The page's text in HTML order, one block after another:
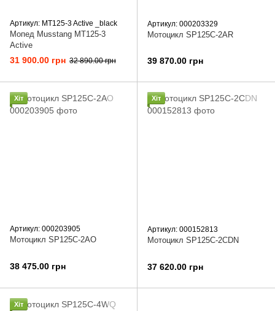
Артикул: MT125-3 Active _black
Мопед Musstang MT125-3
Active
31 900.00 грн 32 890.00 грн
Артикул: 000203329
Мотоцикл SP125C-2AR
39 870.00 грн
Хіт
Артикул: 000203905
Мотоцикл SP125C-2AO
38 475.00 грн
Хіт
Артикул: 000152813
Мотоцикл SP125C-2CDN
37 620.00 грн
Хіт